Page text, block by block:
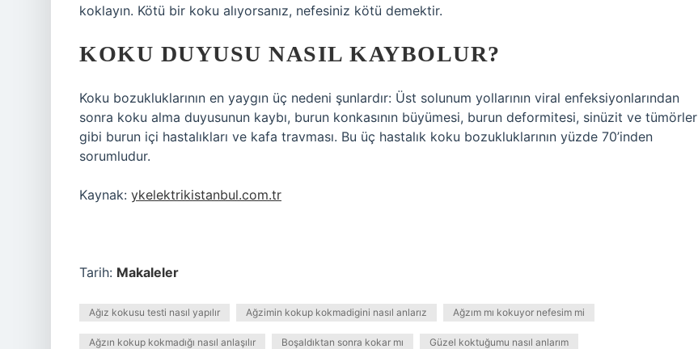
koklayın. Kötü bir koku alıyorsanız, nefesiniz kötü demektir.
KOKU DUYUSU NASIL KAYBOLUR?
Koku bozukluklarının en yaygın üç nedeni şunlardır: Üst solunum yollarının viral enfeksiyonlarından
sonra koku alma duyusunun kaybı, burun konkasının büyümesi, burun deformitesi, sinüzit ve tümörler
gibi burun içi hastalıkları ve kafa travması. Bu üç hastalık koku bozukluklarının yüzde 70’inden
sorumludur.
Kaynak: ykelektrikistanbul.com.tr
Tarih: Makaleler
Ağız kokusu testi nasıl yapılır Ağzimin kokup kokmadigini nasıl anlarız Ağzım mı kokuyor nefesim mi
Ağzın kokup kokmadığı nasıl anlaşılır Boşaldıktan sonra kokar mı Güzel koktuğumu nasıl anlarım